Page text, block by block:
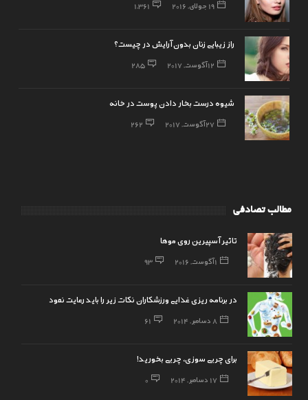
19 جولای, 2016 1,361
راز زیبایی زنان بدون آرایش در چیست؟
12 آگوست, 2017 285
شیوه درست بخار دادن پوست در خانه
27 آگوست, 2017 262
مطالب تصادفی
تاثیر آسپیرین روی موها
1 آگوست, 2016 93
در برنامه ریزی غذایی ورزشکاران نکات زیر را باید رعایت نمود
8 دسامبر, 2014 61
برای چربی سوزی، چربی بخورید!
17 دسامبر, 2014 0